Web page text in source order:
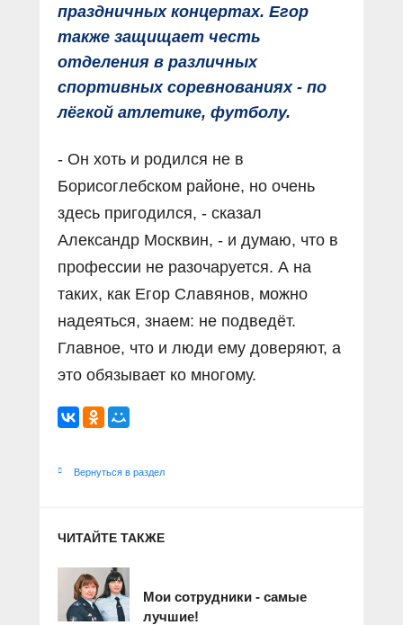
праздничных концертах. Егор
также защищает честь
отделения в различных
спортивных соревнованиях - по
лёгкой атлетике, футболу.
- Он хоть и родился не в
Борисоглебском районе, но очень
здесь пригодился, - сказал
Александр Москвин, - и думаю, что в
профессии не разочаруется. А на
таких, как Егор Славянов, можно
надеяться, знаем: не подведёт.
Главное, что и люди ему доверяют, а
это обязывает ко многому.
Вернуться в раздел
ЧИТАЙТЕ ТАКЖЕ
Мои сотрудники - самые
лучшие!